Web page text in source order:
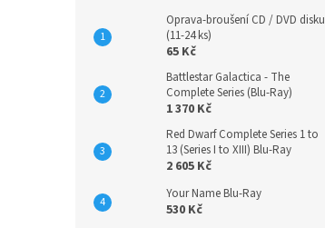
Oprava-broušení CD / DVD disku
(11-24 ks)
65 Kč
Battlestar Galactica - The
Complete Series (Blu-Ray)
1 370 Kč
Red Dwarf Complete Series 1 to
13 (Series I to XIII) Blu-Ray
2 605 Kč
Your Name Blu-Ray
530 Kč